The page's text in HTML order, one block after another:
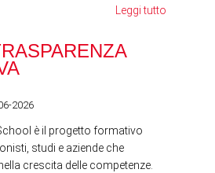
Leggi tutto
2026
è il progetto formativo
studi e aziende che
crescita delle competenze.